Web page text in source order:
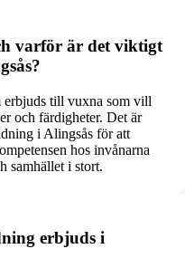
varför är det viktigt
till vuxna som vill
och färdigheter. Det är
i Alingsås för att
hos invånarna
samhället i stort.
erbjuds i